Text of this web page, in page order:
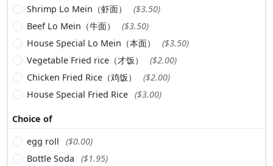
Shrimp Lo Mein（虾面）
($3.50)
Beef Lo Mein（牛面）
($3.50)
House Special Lo Mein（本面）
($3.50)
Vegetable Fried rice（才饭）
($2.00)
Chicken Fried Rice（鸡饭）
($2.00)
House Special Fried Rice ($3.00)
Choice of
egg roll
($0.00)
Bottle Soda
($1.95)